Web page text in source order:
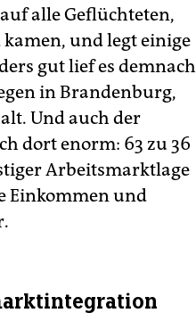
alle Geflüchteten,
kamen, und legt einige
gut lief es demnach
in Brandenburg,
Und auch der
dort enorm: 63 zu 36
Arbeitsmarktlage
Einkommen und